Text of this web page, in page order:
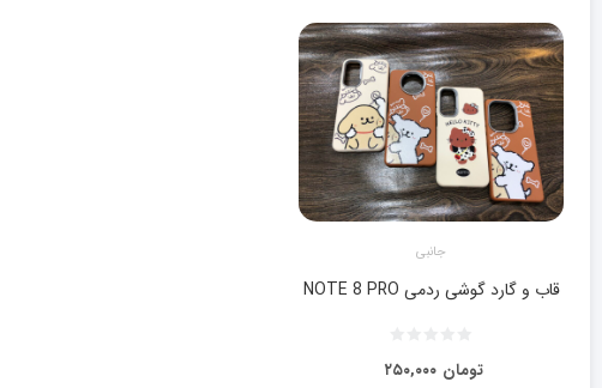
جانبی
قاب و گارد گوشی ردمی NOTE 8 PRO
۲۵۰,۰۰۰ تومان